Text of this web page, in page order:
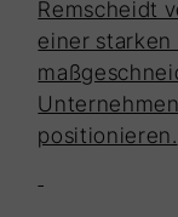
Remscheidt
einer
positionieren.